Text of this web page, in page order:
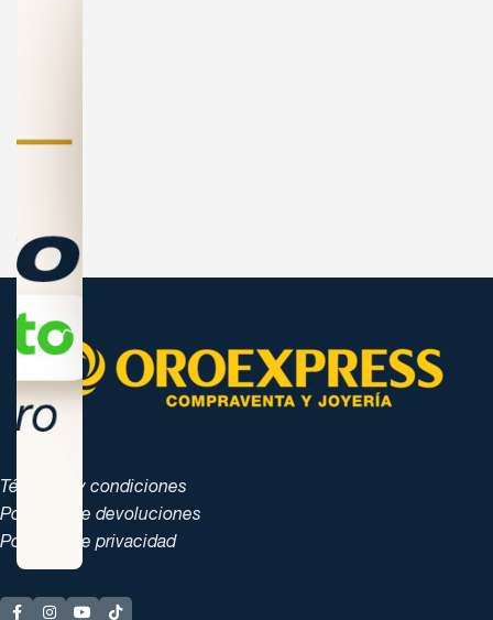
Términos y condiciones
Políticas de devoluciones
Políticas de privacidad